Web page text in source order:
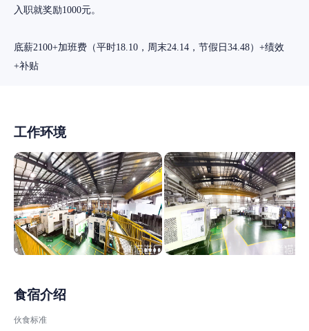
入职就奖励1000元。
底薪2100+加班费（平时18.10，周末24.14，节假日34.48）+绩效
+补贴
工作环境
食宿介绍
伙食标准